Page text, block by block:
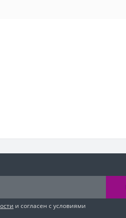
и согласен с условиями